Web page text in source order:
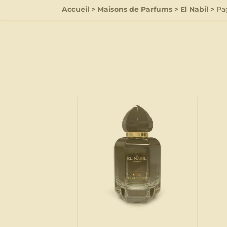
Accueil > Maisons de Parfums > El Nabil >